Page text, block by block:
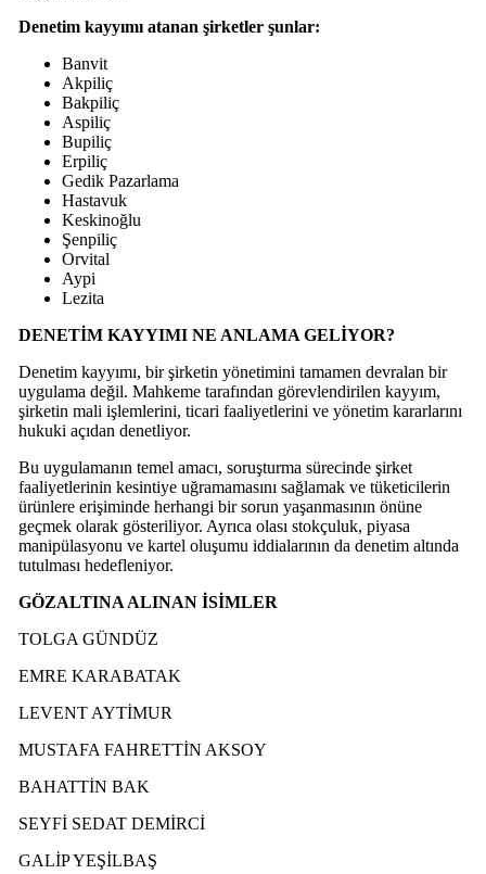
Denetim kayyımı atanan şirketler şunlar:
Banvit
Akpiliç
Bakpiliç
Aspiliç
Bupiliç
Erpiliç
Gedik Pazarlama
Hastavuk
Keskinoğlu
Şenpiliç
Orvital
Aypi
Lezita
DENETİM KAYYIMI NE ANLAMA GELİYOR?
Denetim kayyımı, bir şirketin yönetimini tamamen devralan bir
uygulama değil. Mahkeme tarafından görevlendirilen kayyım,
şirketin mali işlemlerini, ticari faaliyetlerini ve yönetim kararlarını
hukuki açıdan denetliyor.
Bu uygulamanın temel amacı, soruşturma sürecinde şirket
faaliyetlerinin kesintiye uğramamasını sağlamak ve tüketicilerin
ürünlere erişiminde herhangi bir sorun yaşanmasının önüne
geçmek olarak gösteriliyor. Ayrıca olası stokçuluk, piyasa
manipülasyonu ve kartel oluşumu iddialarının da denetim altında
tutulması hedefleniyor.
GÖZALTINA ALINAN İSİMLER
TOLGA GÜNDÜZ
EMRE KARABATAK
LEVENT AYTİMUR
MUSTAFA FAHRETTİN AKSOY
BAHATTİN BAK
SEYFİ SEDAT DEMİRCİ
GALİP YEŞİLBAŞ